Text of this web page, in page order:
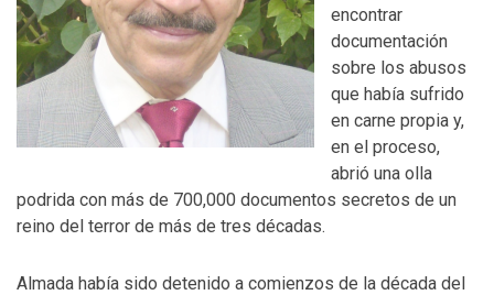
encontrar
documentación
sobre los abusos
que había sufrido
en carne propia y,
en el proceso,
abrió una olla
podrida con más de 700,000 documentos secretos de un
reino del terror de más de tres décadas.
Almada había sido detenido a comienzos de la década del